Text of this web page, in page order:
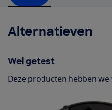
Alternatieven
Wel getest
Deze producten hebben we